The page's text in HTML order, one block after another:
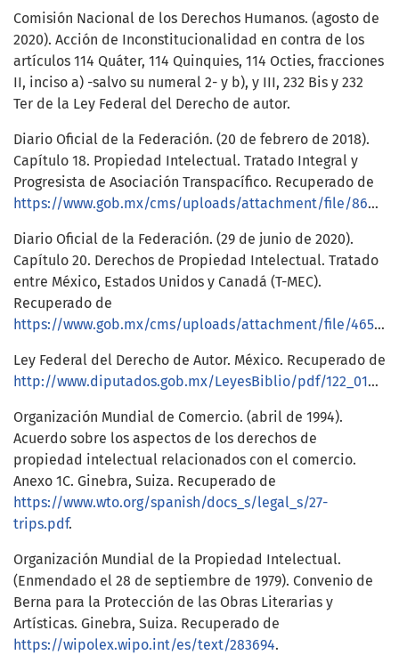
Comisión Nacional de los Derechos Humanos. (agosto de
2020). Acción de Inconstitucionalidad en contra de los
artículos 114 Quáter, 114 Quinquies, 114 Octies, fracciones
II, inciso a) -salvo su numeral 2- y b), y III, 232 Bis y 232
Ter de la Ley Federal del Derecho de autor.
Diario Oficial de la Federación. (20 de febrero de 2018).
Capítulo 18. Propiedad Intelectual. Tratado Integral y
Progresista de Asociación Transpacífico. Recuperado de
https://www.gob.mx/cms/uploads/attachment/file/86486/18._Propiedad_Intelectual.pdf
Diario Oficial de la Federación. (29 de junio de 2020).
Capítulo 20. Derechos de Propiedad Intelectual. Tratado
entre México, Estados Unidos y Canadá (T-MEC).
Recuperado de
https://www.gob.mx/cms/uploads/attachment/file/465802/20ESPDerechosdeProESPDerechosdeProp.pdf
Ley Federal del Derecho de Autor. México. Recuperado de
http://www.diputados.gob.mx/LeyesBiblio/pdf/122_010720.pdf
Organización Mundial de Comercio. (abril de 1994).
Acuerdo sobre los aspectos de los derechos de
propiedad intelectual relacionados con el comercio.
Anexo 1C. Ginebra, Suiza. Recuperado de
https://www.wto.org/spanish/docs_s/legal_s/27-
trips.pdf.
Organización Mundial de la Propiedad Intelectual.
(Enmendado el 28 de septiembre de 1979). Convenio de
Berna para la Protección de las Obras Literarias y
Artísticas. Ginebra, Suiza. Recuperado de
https://wipolex.wipo.int/es/text/283694.